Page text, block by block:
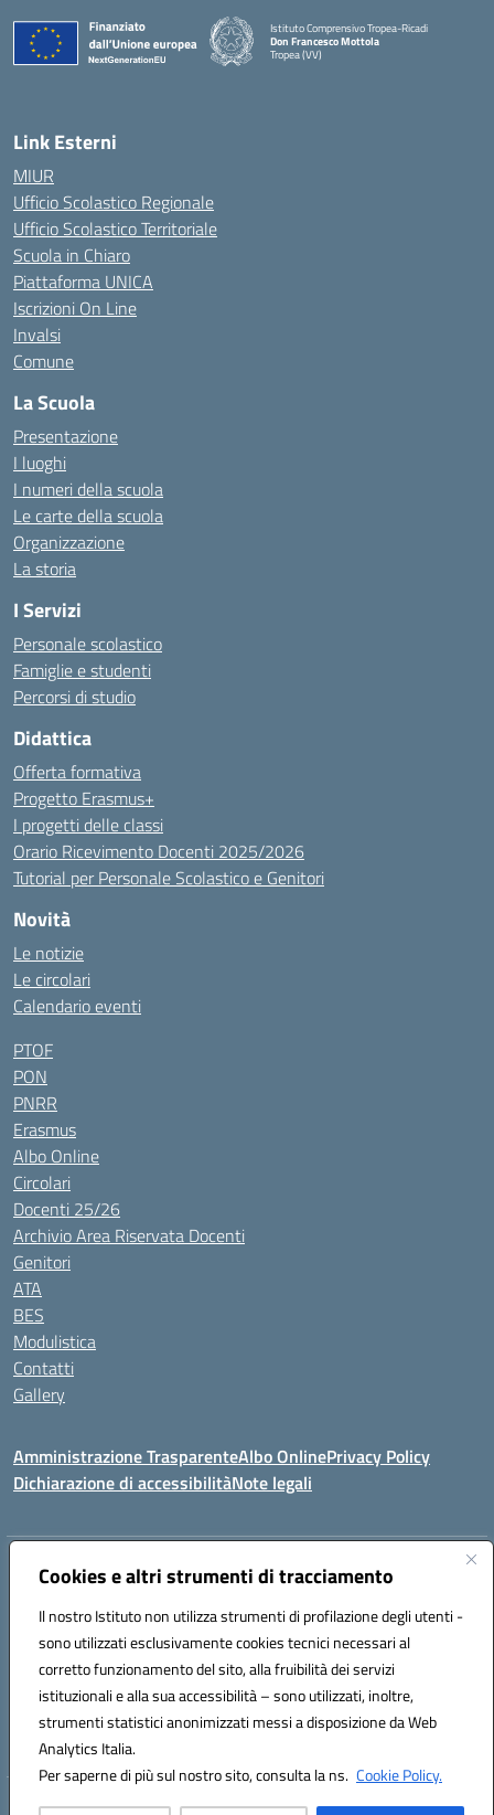
Cookies e altri strumenti di tracciamento
Il nostro Istituto non utilizza strumenti di profilazione degli utenti -
sono utilizzati esclusivamente cookies tecnici necessari al
corretto funzionamento del sito, alla fruibilità dei servizi
istituzionali e alla sua accessibilità – sono utilizzati, inoltre,
strumenti statistici anonimizzati messi a disposizione da Web
Analytics Italia.
Per saperne di più sul nostro sito, consulta la ns. Cookie Policy.
Istituto Comprensivo Tropea-Ricadi
Don Francesco Mottola
Tropea (VV)
— Visita la pagina iniziale della scuola
Link Esterni
MIUR
Ufficio Scolastico Regionale
Ufficio Scolastico Territoriale
Scuola in Chiaro
Piattaforma UNICA
Iscrizioni On Line
Invalsi
Comune
La Scuola
Presentazione
I luoghi
I numeri della scuola
Le carte della scuola
Organizzazione
La storia
I Servizi
Personale scolastico
Famiglie e studenti
Percorsi di studio
Didattica
Offerta formativa
Progetto Erasmus+
I progetti delle classi
Orario Ricevimento Docenti 2025/2026
Tutorial per Personale Scolastico e Genitori
Novità
Le notizie
Le circolari
Calendario eventi
PTOF
PON
PNRR
Erasmus
Albo Online
Circolari
Docenti 25/26
Archivio Area Riservata Docenti
Genitori
ATA
BES
Modulistica
Contatti
Gallery
Amministrazione TrasparenteAlbo OnlinePrivacy Policy
Dichiarazione di accessibilitàNote legali
Indirizzo:Via Coniugi Crigna – Cap. 89861 – Tropea (VV)
Posta elettronica certificata (PEC):vvic82200d@pec.istruzione.it
Codice fiscale: 96012410799
Codice meccanografico:VVIC82200D
Codice Indice delle Pubbliche Amministrazioni (IPA): istsc_vvic82200d
Codice unico di fatturazione (CUF): UFUKAE
Hosting & Powered by 3D Solution S.r.l.